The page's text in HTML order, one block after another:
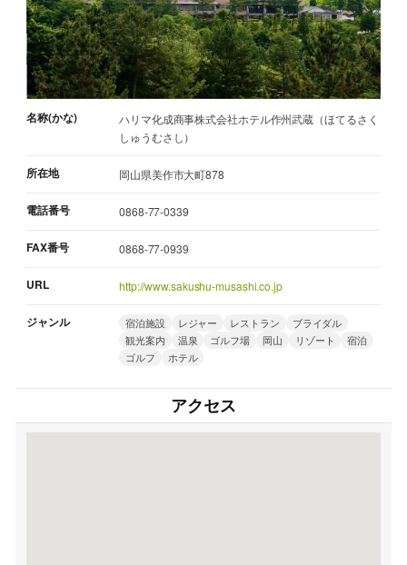
名称(かな)
ハリマ化成商事株式会社ホテル作州武蔵（ほてるさく
しゅうむさし）
所在地 岡山県美作市大町878
電話番号 0868-77-0339
FAX番号 0868-77-0939
URL http://www.sakushu-musashi.co.jp
ジャンル 宿泊施設 レジャー レストラン
ブライダル
観光案内
温泉 ゴルフ場 岡山 リゾート
宿泊
ゴルフ
ホテル
アクセス